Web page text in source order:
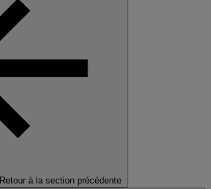
Retour à la section précédente